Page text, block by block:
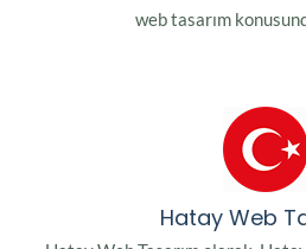
web tasarım
Hatay Web